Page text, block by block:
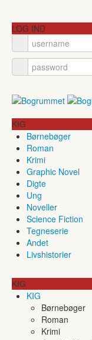
LOG IND
KIG
Børnebøger
Roman
Krimi
Graphic Novel
Digte
Ung
Noveller
Science Fiction
Tegneserie
Andet
Livshistorier
KIG
KIG
Børnebøger
Roman
Krimi